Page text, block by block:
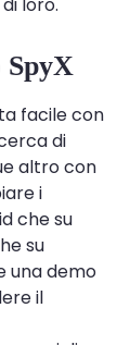
SpyX
facile con
di
altro con
i
che su
su
una demo
il